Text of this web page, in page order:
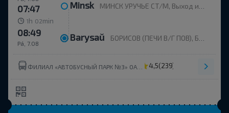
07:47 Minsk МИНСК УРУЧЬЕ СТ/М, Выход из метро, напротив дома пр. Независимости, 168к2
1h 02 min
Pá, 7.08
08:49 Barysaŭ БОРИСОВ (ПЕЧИ В/Г ПОВ), БОРИСОВ Борисовский р-н МИНСКАЯ ОБЛ. Беларусь
4,5(239)